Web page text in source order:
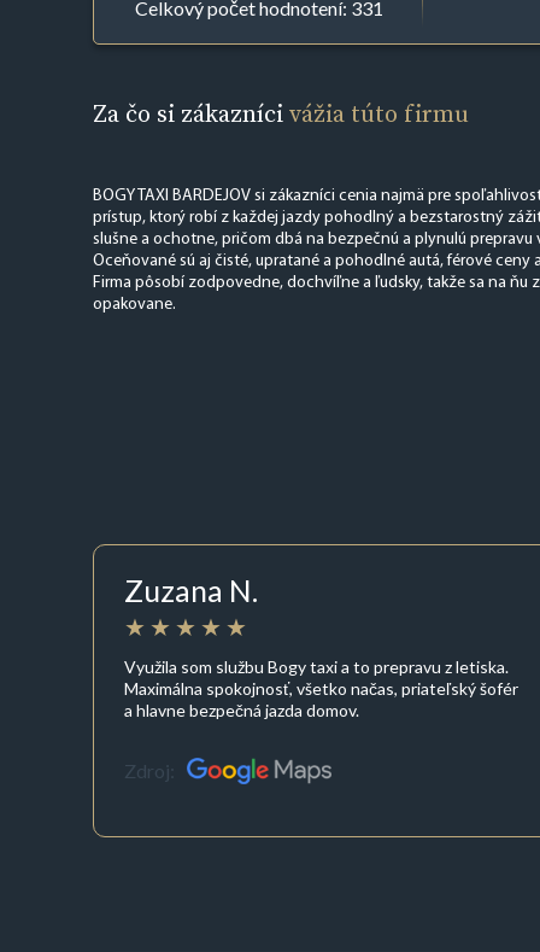
Celkový počet hodnotení: 331
Za čo si zákaznícivážia túto firmu
BOGY TAXI BARDEJOV si zákazníci cenia najmä pre
prístup, ktorý robí z každej jazdy pohodlný a bezstarostný
slušne a ochotne, pričom dbá na bezpečnú a plynulú prepravu
Oceňované sú aj čisté, upratané a pohodlné autá, férové ceny
Firma pôsobí zodpovedne, dochvíľne a ľudsky, takže sa na ňu
opakovane.
Zuzana N.
Využila som službu Bogy taxi a to prepravu z letiska.
Maximálna spokojnosť, všetko načas, priateľský šofér
a hlavne bezpečná jazda domov.
Zdroj: